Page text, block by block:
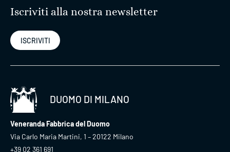
Iscriviti alla nostra newsletter
ISCRIVITI
DUOMO DI MILANO
Veneranda Fabbrica del Duomo
Via Carlo Maria Martini, 1 – 20122 Milano
+39 02 361 691